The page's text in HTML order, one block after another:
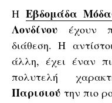
Η Εβδομάδα
Λονδίνου έχουν
διάθεση. Η
άλλη, έχει έναν
πολυτελή
Παρισιού την πιο